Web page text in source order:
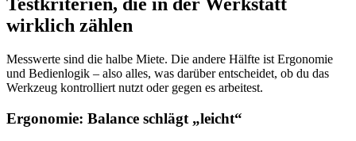
Testkriterien, die in der Werkstatt
wirklich zählen
Messwerte sind die halbe Miete. Die andere Hälfte ist Ergonomie
und Bedienlogik – also alles, was darüber entscheidet, ob du das
Werkzeug kontrolliert nutzt oder gegen es arbeitest.
Ergonomie: Balance schlägt „leicht“